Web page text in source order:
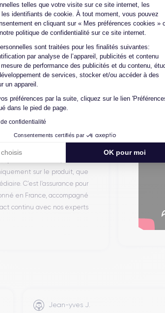
telles que votre visite sur ce site internet, les
identifiants de cookie. À tout moment, vous pouvez
en cliquant sur « Mes préférences cookies »
politique de confidentialité sur ce site internet.
sont traitées pour les finalités suivantes:
par analyse de l’appareil, publicités et contenu
de performance des publicités et du contenu,
de services, stocker et/ou accéder à des
un appareil.
préférences par la suite, cliquez sur le lien
dans le pied de page.
confidentialité
Consentements certifiés par
OK pour moi
Axeptio consent
de téléphones
qui reprennent des
Chacun des produits
par nos soins et
: vérification, test et
sur le produit, que
C’est l’assurance pour
en France, accompagné
continu avec nos experts
Jean-yves J.